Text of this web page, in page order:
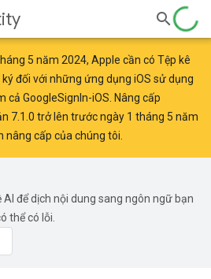
5 năm 2024, Apple cần có Tệp kê
đối với những ứng dụng iOS sử dụng
cả GoogleSignIn-iOS. Nâng cấp
7.1.0 trở lên trước ngày 1 tháng 5 năm
nâng cấp của chúng tôi
để dịch nội dung sang ngôn ngữ bạn
thể có lỗi.